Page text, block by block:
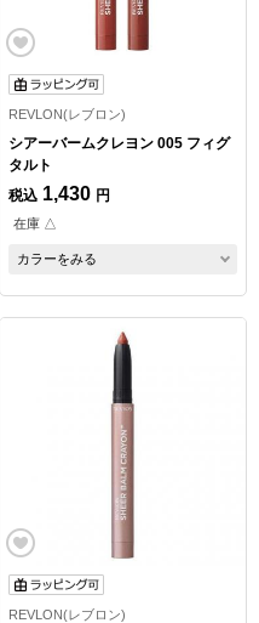
REVLON(レブロン)
シアーバームクレヨン 005 フィグ
タルト
税込 1,430 円
在庫 △
カラーをみる
REVLON(レブロン)